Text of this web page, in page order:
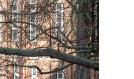
© Crispin-Iven Mokry